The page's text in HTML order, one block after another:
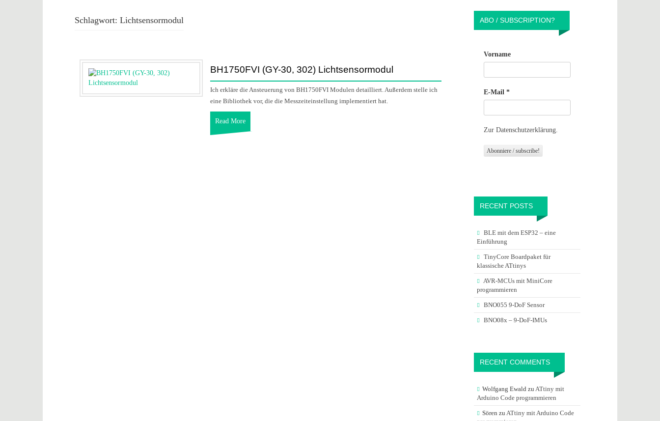
Schlagwort: Lichtsensormodul
BH1750FVI (GY-30, 302) Lichtsensormodul
Ich erkläre die Ansteuerung von BH1750FVI Modulen detailliert. Außerdem stelle ich
eine Bibliothek vor, die die Messzeiteinstellung implementiert hat.
Read More
ABO / SUBSCRIPTION?
Vorname
E-Mail *
Zur Datenschutzerklärung.
RECENT POSTS
BLE mit dem ESP32 – eine
Einführung
TinyCore Boardpaket für
klassische ATtinys
AVR-MCUs mit MiniCore
programmieren
BNO055 9-DoF Sensor
BNO08x – 9-DoF-IMUs
RECENT COMMENTS
Wolfgang Ewaldzu ATtiny mit
Arduino Code programmieren
Sören zu ATtiny mit Arduino Code